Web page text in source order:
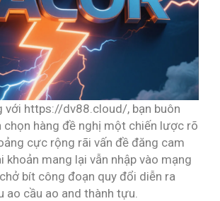
với https://dv88.cloud/, bạn buôn
chọn hàng đề nghị một chiến lược rõ
cực rộng rãi vấn đề đăng cam
khoản mang lại vẫn nhập vào mạng
bít công đoạn quy đổi diễn ra
ao cầu ao and thành tựu.